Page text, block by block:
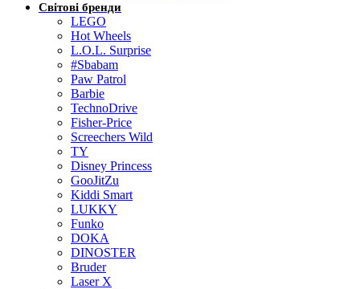
Світові бренди
LEGO
Hot Wheels
L.O.L. Surprise
#Sbabam
Paw Patrol
Barbie
TechnoDrive
Fisher-Price
Screechers Wild
TY
Disney Princess
GooJitZu
Kiddi Smart
LUKKY
Funko
DOKA
DINOSTER
Bruder
Laser X